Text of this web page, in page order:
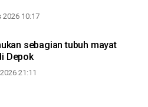
2026 10:17
sebagian tubuh mayat
Depok
21:11